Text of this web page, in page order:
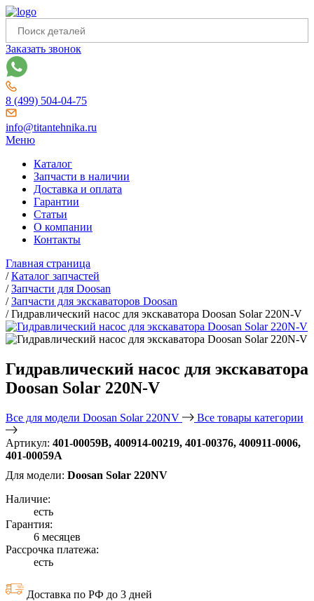
Заказать звонок
8 (499) 504-04-75
info@titantehnika.ru
Меню
Каталог
Запчасти в наличии
Доставка и оплата
Гарантии
Статьи
О компании
Контакты
Главная страница
/Каталог запчастей
/Запчасти для Doosan
/Запчасти для экскаваторов Doosan
/Гидравлический насос для экскаватора Doosan Solar 220N-V
Гидравлический насос для экскаватора
Doosan Solar 220N-V
Все для модели Doosan Solar 220NV Все товары категории
Артикул: 401-00059B, 400914-00219, 401-00376, 400911-0006,
401-00059A
Для модели: Doosan Solar 220NV
Наличие:
есть
Гарантия:
6 месяцев
Рассрочка платежа:
есть
Доставка по РФ до 3 дней